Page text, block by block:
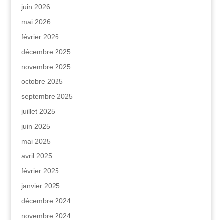
juin 2026
mai 2026
février 2026
décembre 2025
novembre 2025
octobre 2025
septembre 2025
juillet 2025
juin 2025
mai 2025
avril 2025
février 2025
janvier 2025
décembre 2024
novembre 2024